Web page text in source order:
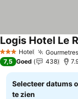
3 SterrenHotel
7,5 Goed 438
Selecteer datums
te zien